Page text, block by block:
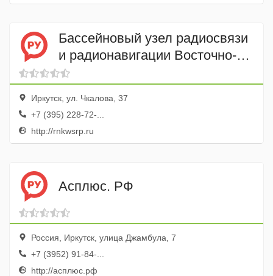
Бассейновый узел радиосвязи
и радионавигации Восточно-
сибирского речного
пароходства
Иркутск, ул. Чкалова, 37
+7 (395) 228-72-...
http://rnkwsrp.ru
Асплюс. РФ
Россия, Иркутск, улица Джамбула, 7
+7 (3952) 91-84-...
http://асплюс.рф